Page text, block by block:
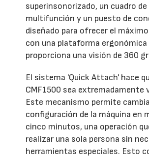
superinsonorizado, un cuadro
multifunción y un puesto de
diseñado para ofrecer el
con una plataforma ergonómica
proporciona una visión de 360
El sistema 'Quick Attach' hace
CMF1500 sea extremadamente
Este mecanismo permite
configuración de la máquina en
cinco minutos, una operación
realizar una sola persona sin
herramientas especiales. Esto